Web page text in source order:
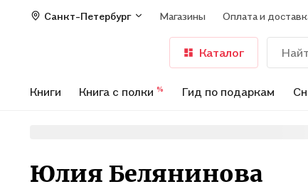
Санкт-Петербург Магазины Оплата и
Каталог
Книги Книга с полки % Гид по подаркам
Юлия Белянинова